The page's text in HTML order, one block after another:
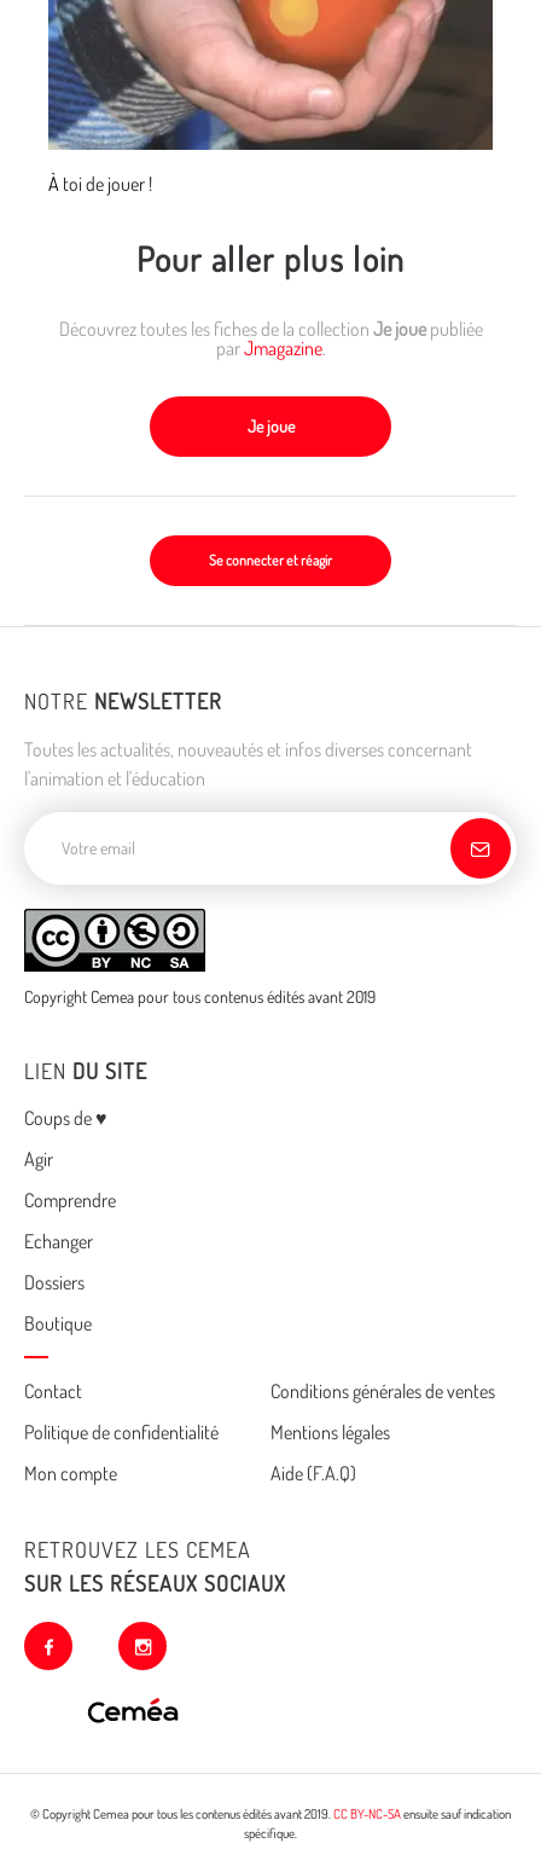
À toi de jouer !
Pour aller plus loin
Découvrez toutes les fiches de la collection Je jouepubliée
parJmagazine.
Je joue
Se connecter et réagir
NOTRE NEWSLETTER
Toutes les actualités, nouveautés et infos diverses concernant
l'animation et l'éducation
Copyright Cemea pour tous contenus édités avant 2019
LIEN DU SITE
Menu
Coups de ♥
Agir
Comprendre
Echanger
Dossiers
Boutique
Cemea
footer
Contact
Conditions générales de ventes
Politique de confidentialité
Mentions légales
Mon compte
Aide (F.A.Q)
RETROUVEZ LES CEMEA
SUR LES RÉSEAUX SOCIAUX
facebook instagram
© Copyright Cemea pour tous les contenus édités avant 2019.CC BY-NC-SAensuite sauf indication
spécifique.